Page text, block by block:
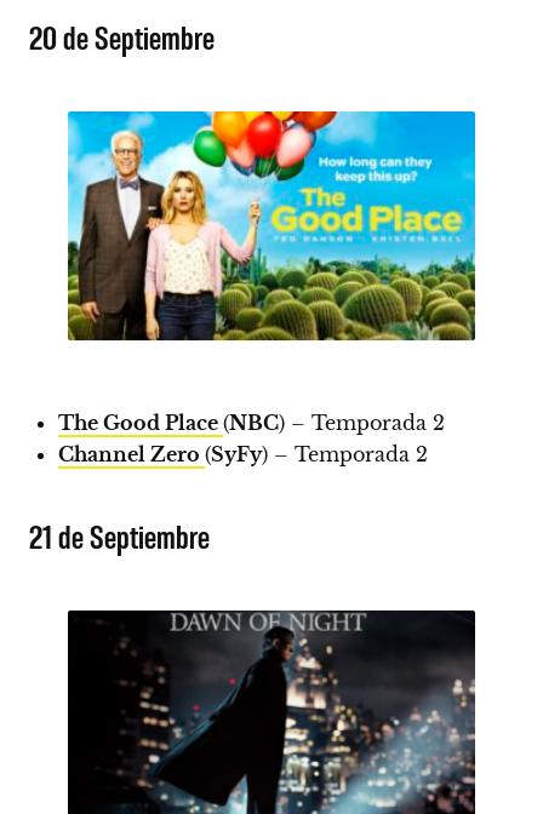
20 de Septiembre
The Good Place (NBC) – Temporada 2
Channel Zero (SyFy) – Temporada 2
21 de Septiembre